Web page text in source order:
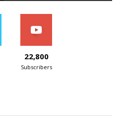
22,800
Subscribers